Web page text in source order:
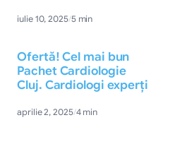
iulie 10, 2025/5 min
Ofertă! Cel mai bun
Pachet Cardiologie
Cluj. Cardiologi experți
aprilie 2, 2025/4 min